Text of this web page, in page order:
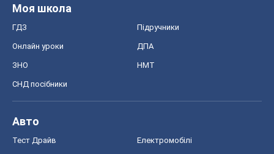
Моя школа
ГДЗ Підручники
Онлайн уроки ДПА
ЗНО НМТ
СНД посібники
Авто
Тест Драйв Електромобілі